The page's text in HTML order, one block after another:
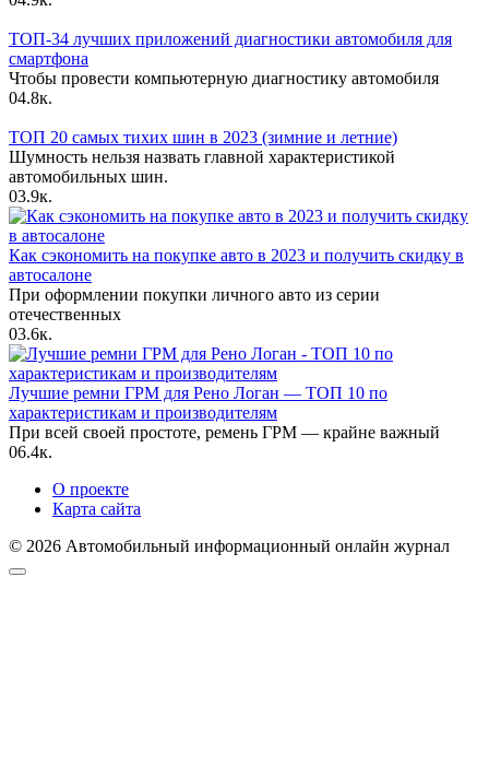
ТОП-34 лучших приложений диагностики автомобиля для
смартфона
Чтобы провести компьютерную диагностику автомобиля
04.8к.
ТОП 20 самых тихих шин в 2023 (зимние и летние)
Шумность нельзя назвать главной характеристикой
автомобильных шин.
03.9к.
Как сэкономить на покупке авто в 2023 и получить скидку в
автосалоне
При оформлении покупки личного авто из серии
отечественных
03.6к.
Лучшие ремни ГРМ для Рено Логан — ТОП 10 по
характеристикам и производителям
При всей своей простоте, ремень ГРМ — крайне важный
06.4к.
О проекте
Карта сайта
© 2026 Автомобильный информационный онлайн журнал